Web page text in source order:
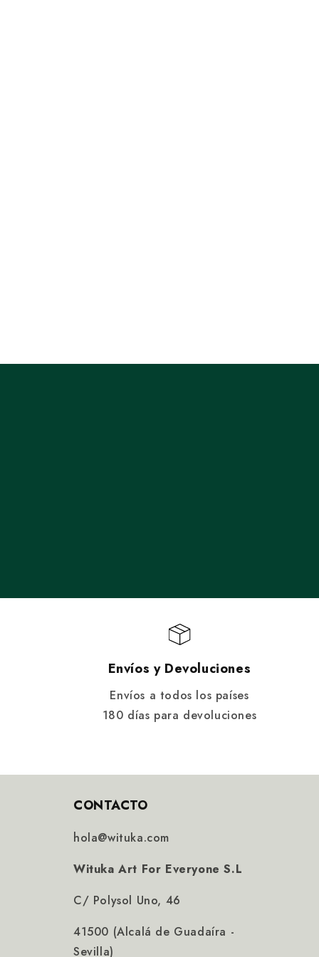
Envíos y Devoluciones
Envíos a todos los países
180 días para devoluciones
CONTACTO
hola@wituka.com
Wituka Art For Everyone S.L
C/ Polysol Uno, 46
41500 (Alcalá de Guadaíra -
Sevilla)